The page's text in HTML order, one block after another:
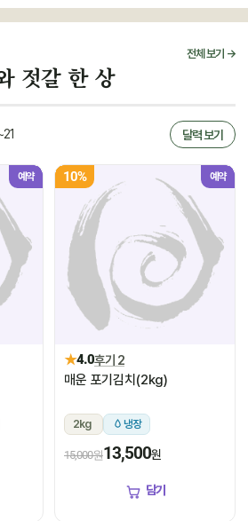
전체 보기 →
젓갈 한 상
달력 보기
예약 10% 예약
★4.0후기 2
매운 포기김치(2kg)
2kg 냉장
15,000원13,500원
담기